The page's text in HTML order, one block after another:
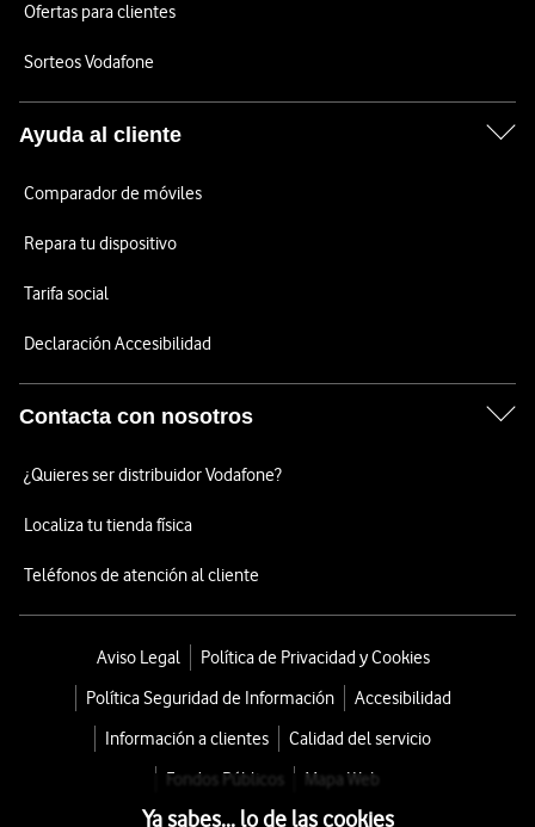
Ofertas para clientes
Sorteos Vodafone
Ayuda al cliente
Comparador de móviles
Repara tu dispositivo
Tarifa social
Declaración Accesibilidad
Contacta con nosotros
¿Quieres ser distribuidor Vodafone?
Localiza tu tienda física
Teléfonos de atención al cliente
Aviso Legal
Política de Privacidad y Cookies
Política Seguridad de Información
Accesibilidad
Información a clientes
Calidad del servicio
Fondos Públicos
Mapa Web
Ya sabes... lo de las cookies